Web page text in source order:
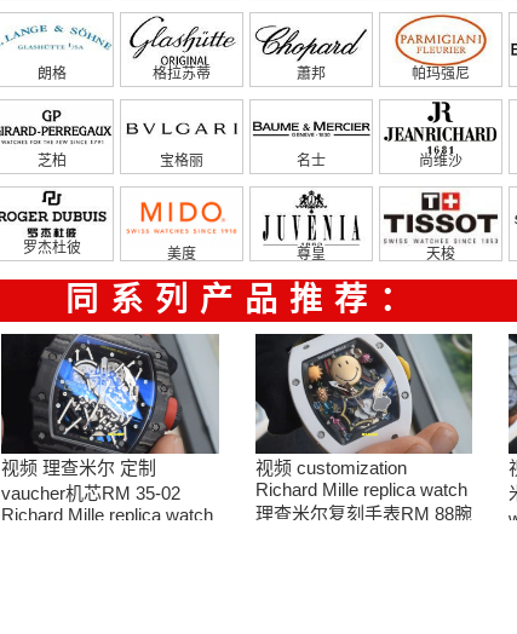
朗格 格拉苏蒂 蕭邦 帕玛强尼
芝柏 宝格丽 名士 尚维沙
罗杰杜彼 美度 尊皇 天梭
同系列产品推荐：
视频 理查米尔 定制
vaucher机芯RM 35-02
Richard Mille replica watch
视频 customization
Richard Mille replica watch
理查米尔复刻手表RM 88腕